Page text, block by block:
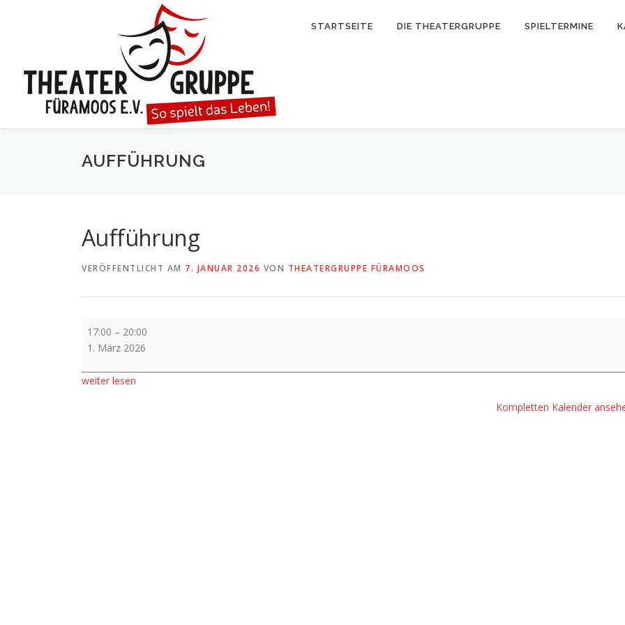
STARTSEITE DIE THEATERGRUPPE SPIELTERMINE
AUFFÜHRUNG
Aufführung
VERÖFFENTLICHT AM 7. JANUAR 2026 VON THEATERGRUPPE FÜRAMOOS
Aufführung
17:00 – 20:00
1. März 2026
weiter lesen
Kompletten Kalender